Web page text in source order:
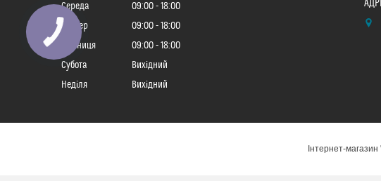
Середа
09:00
18:00
Четвер
09:00
18:00
Пʼятниця
09:00
18:00
Субота
Вихідний
Неділя
Вихідний